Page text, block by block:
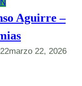
Aguirre –
marzo 22, 2026